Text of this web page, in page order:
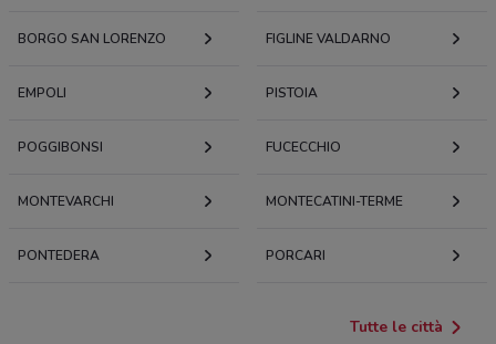
BORGO SAN LORENZO FIGLINE VALDARNO
EMPOLI PISTOIA
POGGIBONSI FUCECCHIO
MONTEVARCHI MONTECATINI-TERME
PONTEDERA PORCARI
Tutte le città